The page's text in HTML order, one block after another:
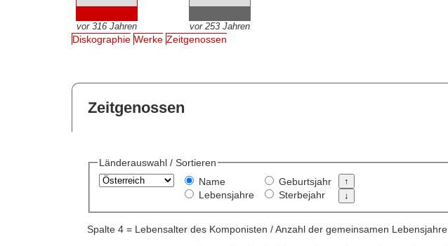
vor 316 Jahren vor 253 Jahren
Diskographie Werke Zeitgenossen
Zeitgenossen
Länderauswahl / Sortieren
Name
Lebensjahre
Geburtsjahr
Sterbejahr
Spalte 4 = Lebensalter des Komponisten / Anzahl der gemeinsamen Lebensjahre